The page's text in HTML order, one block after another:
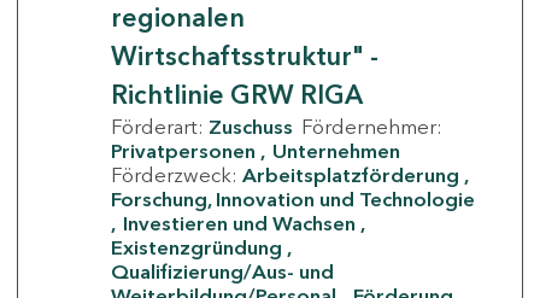
regionalen
Wirtschaftsstruktur" -
Richtlinie GRW RIGA
Förderart: Zuschuss Fördernehmer:
Privatpersonen
Unternehmen
Förderzweck: Arbeitsplatzförderung
Forschung, Innovation und Technologie
Investieren und Wachsen
Existenzgründung
Qualifizierung/Aus- und